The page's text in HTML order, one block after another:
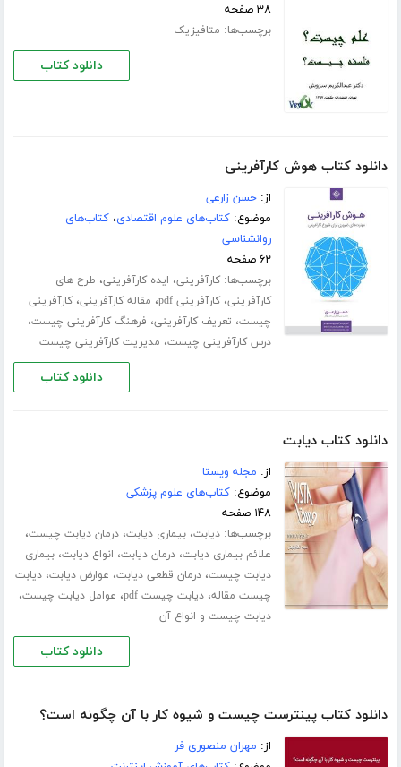
۳۸ صفحه
برچسب‌ها: متافیزیک
دانلود کتاب
دانلود کتاب هوش کارآفرینی
از:حسن زارعی
موضوع:کتاب‌های علوم اقتصادی،کتاب‌های
روانشناسی
۶۲ صفحه
برچسب‌ها:کارآفرینی، ایده کارآفرینی، طرح های
کارآفرینی،کارآفرینی pdf ، مقاله کارآفرینی،کارآفرینی
چیست، تعریف کارآفرینی، فرهنگ کارآفرینی چیست،
درس کارآفرینی چیست، مدیریت کارآفرینی چیست
دانلود کتاب
دانلود کتاب دیابت
از: مجله ویستا
موضوع:کتاب‌های علوم پزشکی
۱۴۸ صفحه
برچسب‌ها:دیابت،بیماری دیابت،درمان دیابت چیست،
علائم بیماری دیابت،درمان دیابت، انواع دیابت،بیماری
دیابت چیست،درمان قطعی دیابت، عوارض دیابت،دیابت
چیست مقاله،دیابت چیست pdf ، عوامل دیابت چیست،
دیابت چیست و انواع آن
دانلود کتاب
دانلود کتاب پینترست چیست و شیوه کار با آن چگونه است؟
از: مهران منصوری فر